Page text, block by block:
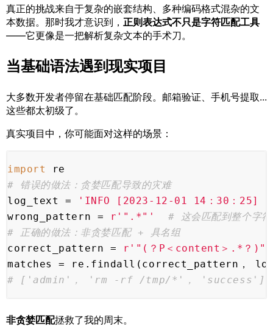
真正的挑战来自于复杂的嵌套结构、多种编码格式混杂的文
本数据。那时我才意识到， 正则表达式不只是字符匹配工具
——它更像是一把解析复杂文本的手术刀。
当基础语法遇到现实项目
大多数开发者停留在基础匹配阶段。邮箱验证、手机号提取...
这些都太初级了。
真实项目中，你可能面对这样的场景：
import
re
# 错误的做法：贪婪匹配导致的灾难
log_text =
'INFO [2023-12-01 14：30：
wrong_pattern =
r'".*"'
# 这会匹配到整个字
# 正确的做法：非贪婪匹配 + 具名组
correct_pattern =
r'"(？P＜content＞.*？)"'
matches = re.findall(correct_pattern，
# ['admin'， 'rm -rf /tmp/*'， 'success']
非贪婪匹配拯救了我的周末。